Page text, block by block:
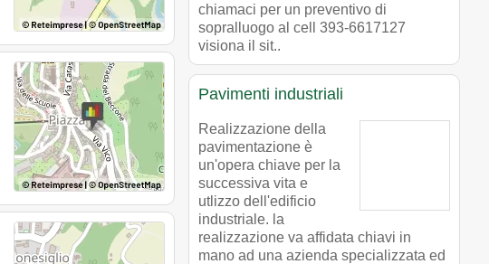
chiamaci per un preventivo di
sopralluogo al cell 393-6617127
visiona il sit..
Pavimenti industriali
Realizzazione della
pavimentazione è
un'opera chiave per la
successiva vita e
utlizzo dell'edificio
industriale. la
realizzazione va affidata chiavi in
mano ad una azienda specializzata ed